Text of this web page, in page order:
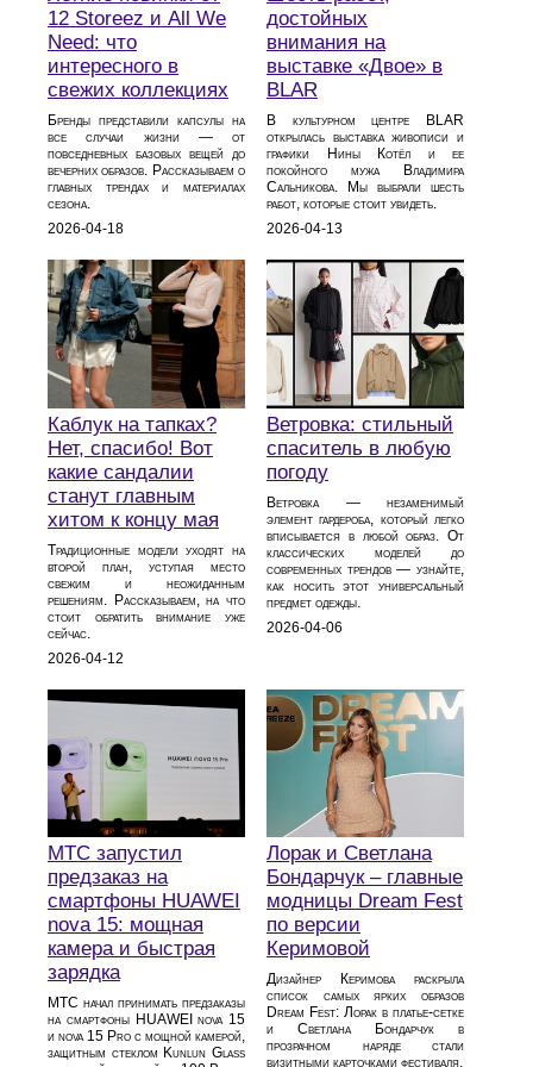
12 Storeez и All We
Need: что
интересного в
свежих коллекциях
Бренды представили капсулы на
все случаи жизни — от
повседневных базовых вещей до
вечерних образов. Рассказываем о
главных трендах и материалах
сезона.
2026-04-18
достойных
внимания на
выставке «Двое» в
BLAR
В культурном центре BLAR
открылась выставка живописи и
графики Нины Котёл и ее
покойного мужа Владимира
Сальникова. Мы выбрали шесть
работ, которые стоит увидеть.
2026-04-13
Каблук на тапках?
Нет, спасибо! Вот
какие сандалии
станут главным
хитом к концу мая
Традиционные модели уходят на
второй план, уступая место
свежим и неожиданным
решениям. Рассказываем, на что
стоит обратить внимание уже
сейчас.
2026-04-12
Ветровка: стильный
спаситель в любую
погоду
Ветровка — незаменимый
элемент гардероба, который легко
вписывается в любой образ. От
классических моделей до
современных трендов — узнайте,
как носить этот универсальный
предмет одежды.
2026-04-06
МТС запустил
предзаказ на
смартфоны HUAWEI
nova 15: мощная
камера и быстрая
зарядка
МТС начал принимать предзаказы
на смартфоны HUAWEI nova 15
и nova 15 Pro с мощной камерой,
защитным стеклом Kunlun Glass
Лорак и Светлана
Бондарчук – главные
модницы Dream Fest
по версии
Керимовой
Дизайнер Керимова раскрыла
список самых ярких образов
Dream Fest: Лорак в платье‑сетке
и Светлана Бондарчук в
прозрачном наряде стали
визитными карточками фестиваля.